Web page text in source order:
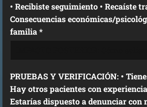
• Recibiste seguimiento • Recaíste
Consecuencias económicas/
familia *
PRUEBAS Y VERIFICACIÓN: • Tienes documentos •
Hay otros pacientes con
Estarías dispuesto a denunciar con